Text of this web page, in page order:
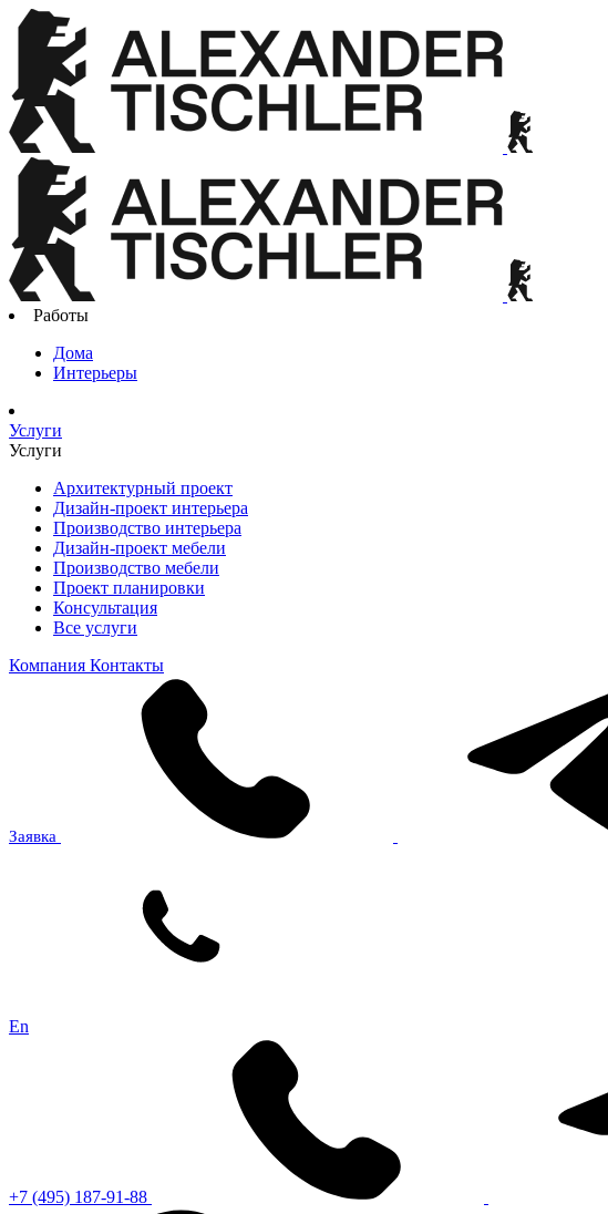
Работы
Дома
Интерьеры
Услуги
Услуги
Архитектурный проект
Дизайн-проект интерьера
Производство интерьера
Дизайн-проект мебели
Производство мебели
Проект планировки
Консультация
Все услуги
Компания Контакты
Заявка
En
+7 (495) 187-91-88